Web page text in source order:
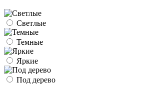
Светлые
Темные
Яркие
Под дерево